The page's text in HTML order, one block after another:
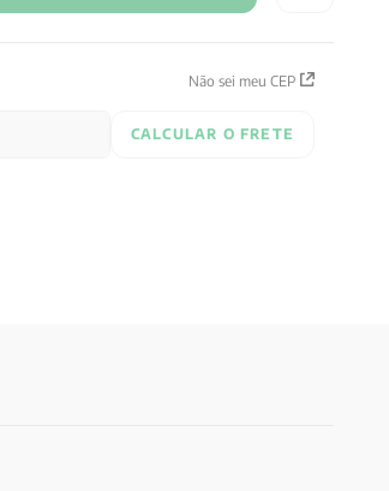
Não sei meu CEP
CALCULAR O FRETE